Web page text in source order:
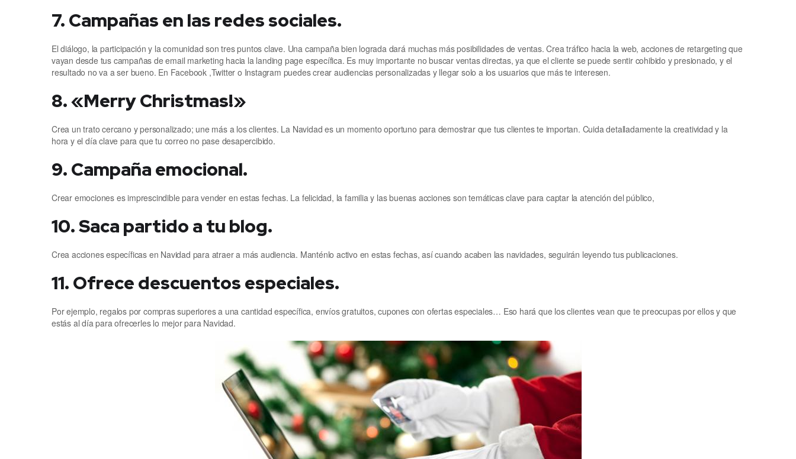
7. Campañas en las redes sociales.
El diálogo, la participación y la comunidad son tres puntos clave. Una campaña bien lograda dará muchas más posibilidades de ventas. Crea tráfico hacia la web, acciones de retargeting que
vayan desde tus campañas de email marketing hacia la landing page específica. Es muy importante no buscar ventas directas, ya que el cliente se puede sentir cohibido y presionado, y el
resultado no va a ser bueno. En Facebook ,Twitter o Instagram puedes crear audiencias personalizadas y llegar solo a los usuarios que más te interesen.
8. «Merry Christmas!»
Crea un trato cercano y personalizado; une más a los clientes. La Navidad es un momento oportuno para demostrar que tus clientes te importan. Cuida detalladamente la creatividad y la
hora y el día clave para que tu correo no pase desapercibido.
9. Campaña emocional.
Crear emociones es imprescindible para vender en estas fechas. La felicidad, la familia y las buenas acciones son temáticas clave para captar la atención del público,
10. Saca partido a tu blog.
Crea acciones específicas en Navidad para atraer a más audiencia. Manténlo activo en estas fechas, así cuando acaben las navidades, seguirán leyendo tus publicaciones.
11. Ofrece descuentos especiales.
Por ejemplo, regalos por compras superiores a una cantidad específica, envíos gratuitos, cupones con ofertas especiales… Eso hará que los clientes vean que te preocupas por ellos y que
estás al día para ofrecerles lo mejor para Navidad.